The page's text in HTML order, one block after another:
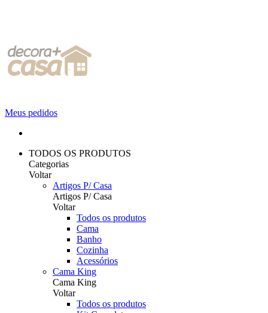
Meus pedidos
TODOS OS PRODUTOS
Categorias
Voltar
Artigos P/ Casa
Artigos P/ Casa
Voltar
Todos os produtos
Cama
Banho
Cozinha
Acessórios
Cama King
Cama King
Voltar
Todos os produtos